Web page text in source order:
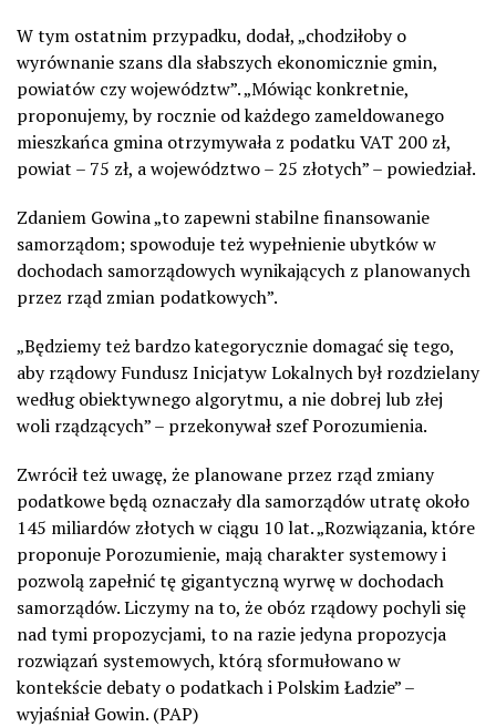
W tym ostatnim przypadku, dodał, „chodziłoby o
wyrównanie szans dla słabszych ekonomicznie gmin,
powiatów czy województw”. „Mówiąc konkretnie,
proponujemy, by rocznie od każdego zameldowanego
mieszkańca gmina otrzymywała z podatku VAT 200 zł,
powiat – 75 zł, a województwo – 25 złotych” – powiedział.
Zdaniem Gowina „to zapewni stabilne finansowanie
samorządom; spowoduje też wypełnienie ubytków w
dochodach samorządowych wynikających z planowanych
przez rząd zmian podatkowych”.
„Będziemy też bardzo kategorycznie domagać się tego,
aby rządowy Fundusz Inicjatyw Lokalnych był rozdzielany
według obiektywnego algorytmu, a nie dobrej lub złej
woli rządzących” – przekonywał szef Porozumienia.
Zwrócił też uwagę, że planowane przez rząd zmiany
podatkowe będą oznaczały dla samorządów utratę około
145 miliardów złotych w ciągu 10 lat. „Rozwiązania, które
proponuje Porozumienie, mają charakter systemowy i
pozwolą zapełnić tę gigantyczną wyrwę w dochodach
samorządów. Liczymy na to, że obóz rządowy pochyli się
nad tymi propozycjami, to na razie jedyna propozycja
rozwiązań systemowych, którą sformułowano w
kontekście debaty o podatkach i Polskim Ładzie” –
wyjaśniał Gowin. (PAP)